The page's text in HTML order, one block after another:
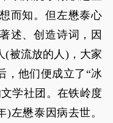
而知。但左懋泰心
述、创造诗词，因
(被流放的人)，大家
，他们便成立了“冰
学社团。在铁岭度
)左懋泰因病去世。